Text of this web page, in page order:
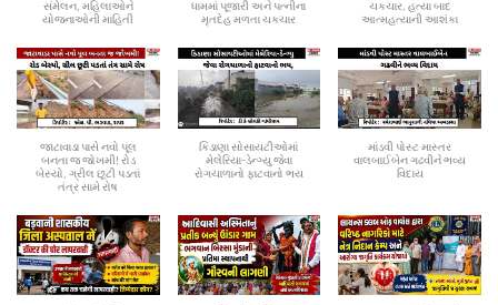
સંમેલન, મહિલાઓને
યોજનાઓની માહિતી
ધામમાં પૂજારી અને પત્નીના
મૃતદેહ મળતા ચકચાર
ચકચાર, હત્યા બાદ
આત્મહત્યાની આશંકા
જાટાવાડા પાસે નવો પૂલ
બનતા જ જોખમી! રોડ
બેસ્યો, ગ્રીલ છૂટી પડતાં
તંત્ર સામે રોષ
કિડાણા સોસાયટીઓમાં
મેલેરિયા-ડેન્ગ્યુ જેવા
રોગચાળાનો ફાટવાનો ભય
માંડવી પોસ્ટ માસ્તર
વાલબાઈબેન ગઢવીને ભવ્ય
વિદાય